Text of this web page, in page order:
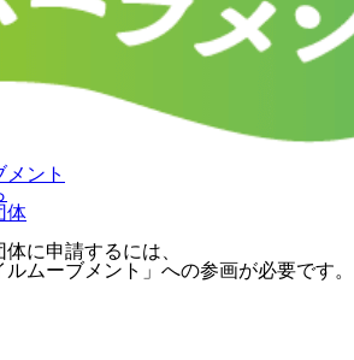
ント
体
に申請するには、
ムーブメント」への参画が必要です。